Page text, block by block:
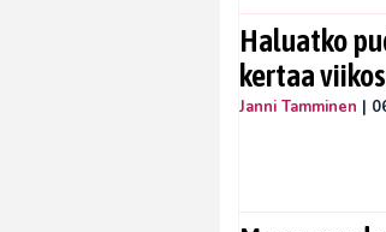
Haluatko
kertaa
Janni Tamminen |